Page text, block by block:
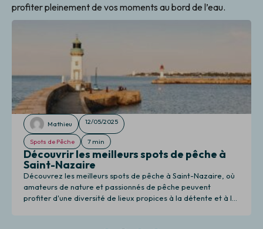
profiter pleinement de vos moments au bord de l’eau.
Mathieu 12/05/2025
Spots de Pêche 7 min
Découvrir les meilleurs spots de pêche à
Saint-Nazaire
Découvrez les meilleurs spots de pêche à Saint-Nazaire, où
amateurs de nature et passionnés de pêche peuvent
profiter d'une diversité de lieux propices à la détente et à la